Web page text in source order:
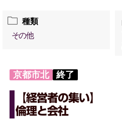
種類
その他
京都市北 終了
【経営者の集い】
倫理と会社